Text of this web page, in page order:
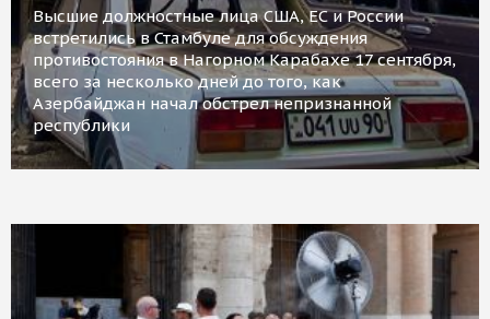
Высшие должностные лица США, ЕС и России
встретились в Стамбуле для обсуждения
противостояния в Нагорном Карабахе 17 сентября,
всего за несколько дней до того, как
Азербайджан начал обстрел непризнанной
республики